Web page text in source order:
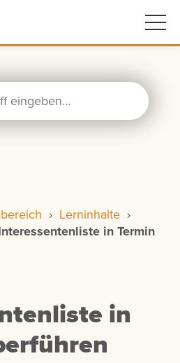
› Lerninhalte ›
in Termin
in